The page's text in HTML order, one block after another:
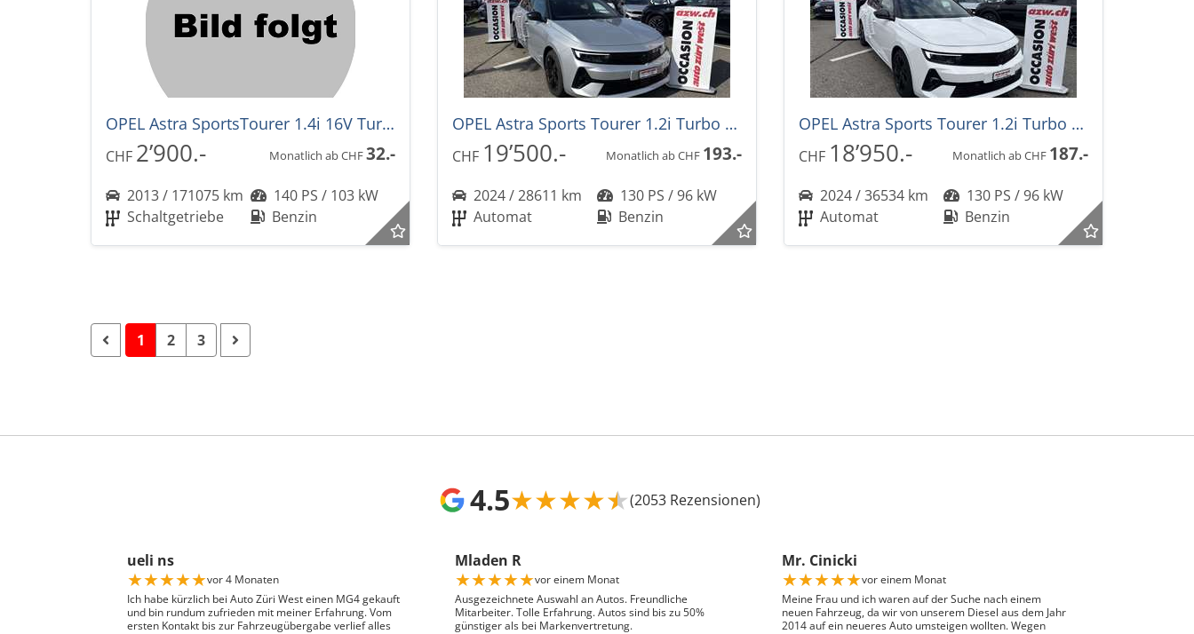
OPEL Astra SportsTourer 1.4i 16V Turbo Cosmo EXPORT
CHF 2’900.- Monatlich ab CHF32.-
2013 / 171075 km
140 PS / 103 kW
Schaltgetriebe
Benzin
OPEL Astra Sports Tourer 1.2i Turbo GS Automat
CHF 19’500.- Monatlich ab CHF 193.-
2024 / 28611 km
130 PS / 96 kW
Automat
Benzin
OPEL Astra Sports Tourer 1.2i Turbo GS Automat
CHF 18’950.- Monatlich ab CHF 187.-
2024 / 36534 km
130 PS / 96 kW
Automat
Benzin
1 2 3
4.5★★★★★(2053 Rezensionen)
ueli ns
★★★★★vor 4 Monaten
Ich habe kürzlich bei Auto Züri West einen MG4 gekauft
und bin rundum zufrieden mit meiner Erfahrung. Vom
ersten Kontakt bis zur Fahrzeugübergabe verlief alles
Mladen R
★★★★★vor einem Monat
Ausgezeichnete Auswahl an Autos. Freundliche
Mitarbeiter. Tolle Erfahrung. Autos sind bis zu 50%
günstiger als bei Markenvertretung.
Mr. Cinicki
★★★★★vor einem Monat
Meine Frau und ich waren auf der Suche nach einem
neuen Fahrzeug, da wir von unserem Diesel aus dem Jahr
2014 auf ein neueres Auto umsteigen wollten. Wegen